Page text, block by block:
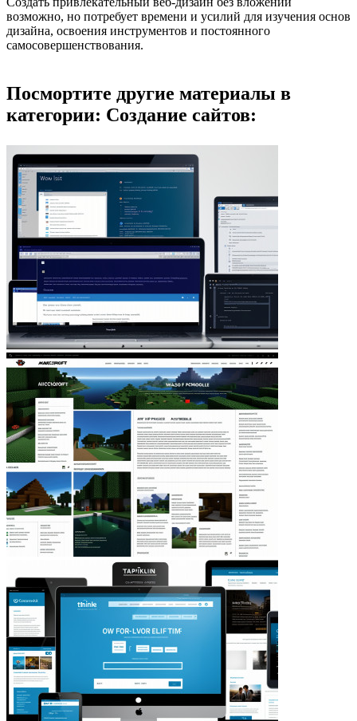
возможно, но потребует времени и усилий для изучения основ
дизайна, освоения инструментов и постоянного
самосовершенствования.
Посмортите другие материалы в
категории: Создание сайтов: